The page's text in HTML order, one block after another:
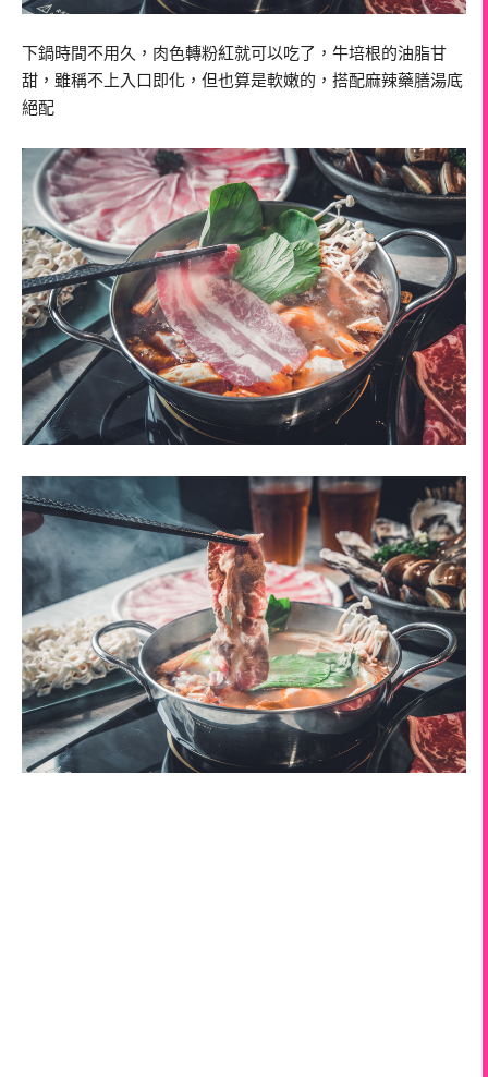
下鍋時間不用久，肉色轉粉紅就可以吃了，牛培根的油脂甘
甜，雖稱不上入口即化，但也算是軟嫩的，搭配麻辣藥膳湯底
絕配